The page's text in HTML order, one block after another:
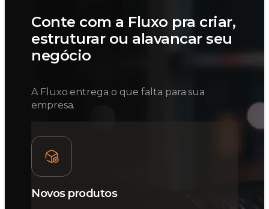
Conte com a Fluxo pra criar,
estruturar ou alavancar seu
negócio
A Fluxo entrega o que falta para sua
empresa.
Novos produtos